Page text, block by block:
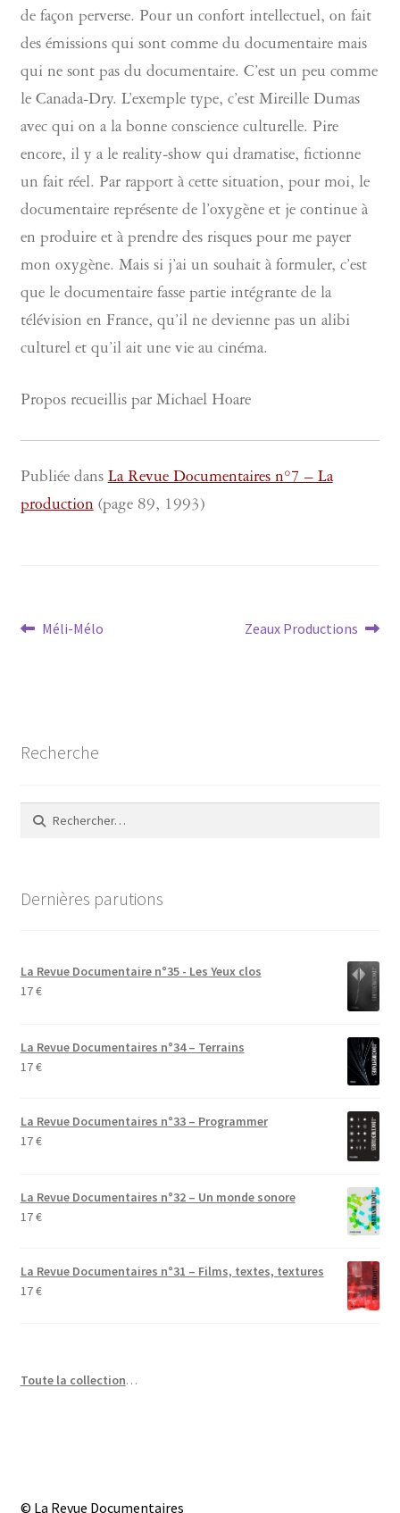
de façon perverse. Pour un confort intellectuel, on fait
des émissions qui sont comme du documentaire mais
qui ne sont pas du documentaire. C’est un peu comme
le Canada-Dry. L’exemple type, c’est Mireille Dumas
avec qui on a la bonne conscience culturelle. Pire
encore, il y a le reality-show qui dramatise, fictionne
un fait réel. Par rapport à cette situation, pour moi, le
documentaire représente de l’oxygène et je continue à
en produire et à prendre des risques pour me payer
mon oxygène. Mais si j’ai un souhait à formuler, c’est
que le documentaire fasse partie intégrante de la
télévision en France, qu’il ne devienne pas un alibi
culturel et qu’il ait une vie au cinéma.
Propos recueillis par Michael Hoare
Publiée dansLa Revue Documentaires n°7 – La
production(page 89, 1993)
Navigation
Article
Méli-Mélo
Article
Zeaux Productions
Recherche
Rechercher :
Dernières parutions
La Revue Documentaire n°35 - Les Yeux clos
17€
La Revue Documentaires n°34 – Terrains
17€
La Revue Documentaires n°33 – Programmer
17€
La Revue Documentaires n°32 – Un monde sonore
17€
La Revue Documentaires n°31 – Films, textes, textures
17€
Toute la collection…
© La Revue Documentaires